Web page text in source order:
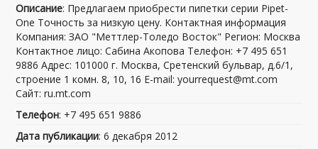
Описание: Предлагаем приобрести пипетки серии Pipet-
One Точность за низкую цену. Контактная информация
Компания: ЗАО "Меттлер-Толедо Восток" Регион: Москва
Контактное лицо: Сабина Акопова Телефон: +7 495 651
9886 Адрес: 101000 г. Москва, Сретенский бульвар, д.6/1,
строение 1 комн. 8, 10, 16 E-mail: yourrequest@mt.com
Сайт: ru.mt.com
Телефон: +7 495 651 9886
Дата публикации: 6 декабря 2012